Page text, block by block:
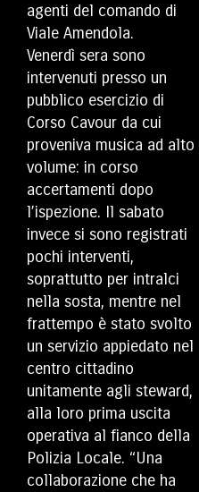
agenti del comando di
Viale Amendola.
Venerdì sera sono
intervenuti presso un
pubblico esercizio di
Corso Cavour da cui
proveniva musica ad alto
volume: in corso
accertamenti dopo
l’ispezione. Il sabato
invece si sono registrati
pochi interventi,
soprattutto per intralci
nella sosta, mentre nel
frattempo è stato svolto
un servizio appiedato nel
centro cittadino
unitamente agli steward,
alla loro prima uscita
operativa al fianco della
Polizia Locale. “Una
collaborazione che ha